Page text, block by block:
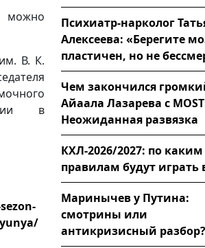
можно
В. К.
в
Психиатр-нарколог
Алексеева: «Берегите
пластичен, но не
Чем закончился
Айаала Лазарева с
Неожиданная развязка
КХЛ-2026/2027: по каким
правилам будут играть
Маринычев у Путина:
смотрины или
антикризисный разбор?